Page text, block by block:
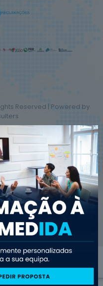
Reserved | Powered by